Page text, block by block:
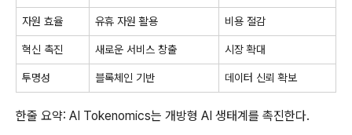
자원 효율 유휴 자원 활용 비용 절감
혁신 촉진 새로운 서비스 창출 시장 확대
투명성 블록체인 기반 데이터 신뢰 확보
한줄 요약: AI Tokenomics는 개방형 AI 생태계를 촉진한다.